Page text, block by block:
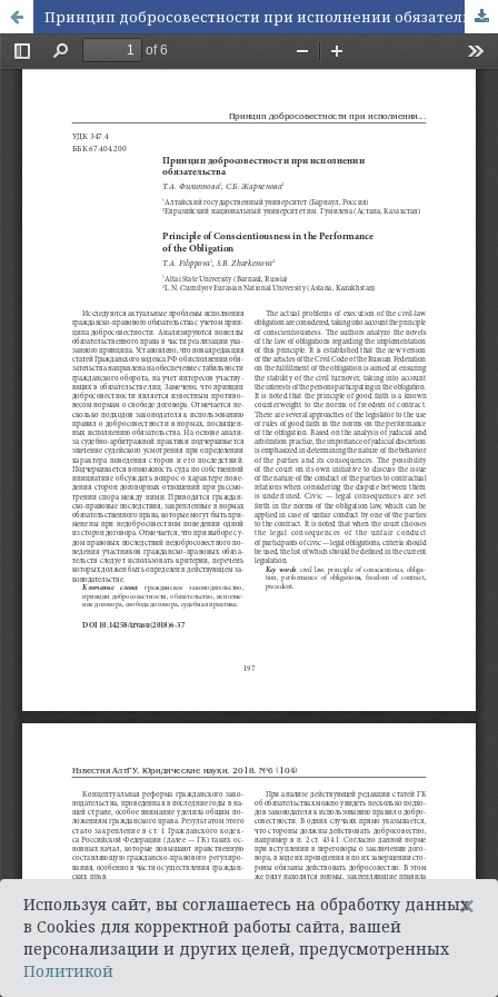
Принцип добросовестности при исполнении обязательства
Используя сайт, вы соглашаетесь на обработку данных
в Cookies для корректной работы сайта, вашей
персонализации и других целей, предусмотренных
Политикой
×